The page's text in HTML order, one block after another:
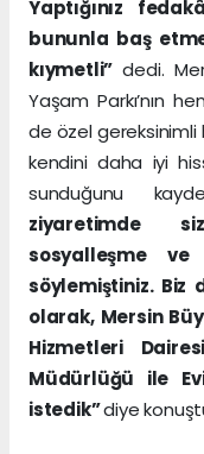
Yaptığınız
bununla baş
kıymetli”dedi.
Yaşam Parkı’nın
de özel gereksinimli
kendini daha iyi
sunduğunu
ziyaretimde
sosyalleşme
söylemiştiniz. Biz
olarak, Mersin
Hizmetleri
Müdürlüğü ile
istedik”diye